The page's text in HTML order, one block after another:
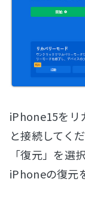
iPhone15をリ
と接続してく
「復元」を選
iPhoneの復元